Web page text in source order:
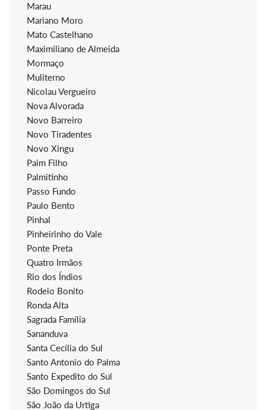
Marau
Mariano Moro
Mato Castelhano
Maximiliano de Almeida
Mormaço
Muliterno
Nicolau Vergueiro
Nova Alvorada
Novo Barreiro
Novo Tiradentes
Novo Xingu
Paim Filho
Palmitinho
Passo Fundo
Paulo Bento
Pinhal
Pinheirinho do Vale
Ponte Preta
Quatro Irmãos
Rio dos Índios
Rodeio Bonito
Ronda Alta
Sagrada Família
Sananduva
Santa Cecília do Sul
Santo Antonio do Palma
Santo Expedito do Sul
São Domingos do Sul
São João da Urtiga